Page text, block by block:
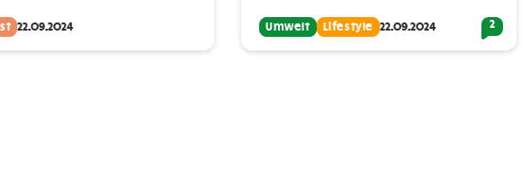
22.09.2024 Umwelt Lifestyle 22.09.2024 2